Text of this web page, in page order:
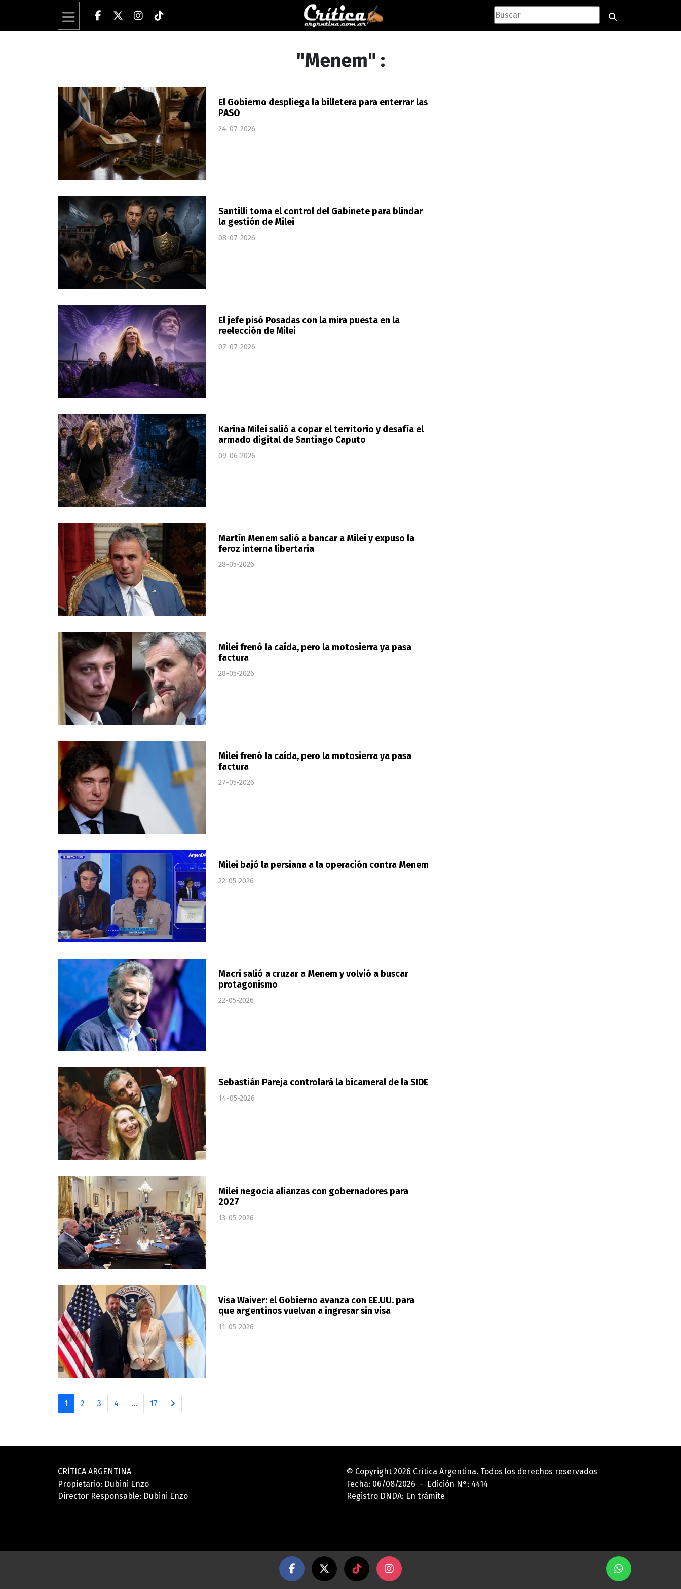
"Menem" :
El Gobierno despliega la billetera para enterrar las
PASO
24-07-2026
Santilli toma el control del Gabinete para blindar
la gestión de Milei
08-07-2026
El jefe pisó Posadas con la mira puesta en la
reelección de Milei
07-07-2026
Karina Milei salió a copar el territorio y desafía el
armado digital de Santiago Caputo
09-06-2026
Martín Menem salió a bancar a Milei y expuso la
feroz interna libertaria
28-05-2026
Milei frenó la caída, pero la motosierra ya pasa
factura
28-05-2026
Milei frenó la caída, pero la motosierra ya pasa
factura
27-05-2026
Milei bajó la persiana a la operación contra Menem
22-05-2026
Macri salió a cruzar a Menem y volvió a buscar
protagonismo
22-05-2026
Sebastián Pareja controlará la bicameral de la SIDE
14-05-2026
Milei negocia alianzas con gobernadores para
2027
13-05-2026
Visa Waiver: el Gobierno avanza con EE.UU. para
que argentinos vuelvan a ingresar sin visa
11-05-2026
1 2 3 4 ... 17
CRÍTICA ARGENTINA
Propietario: Dubini Enzo
Director Responsable: Dubini Enzo
© Copyright 2026 Crítica Argentina. Todos los derechos reservados
Fecha: 06/08/2026 - Edición N°: 4414
Registro DNDA: En trámite